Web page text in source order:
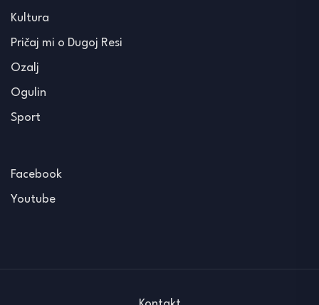
Kultura
Pričaj mi o Dugoj Resi
Ozalj
Ogulin
Sport
Facebook
Youtube